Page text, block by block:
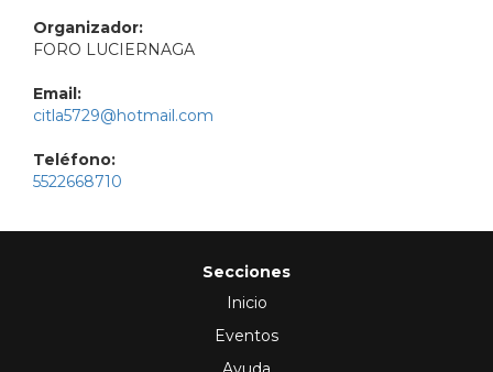
Organizador:
FORO LUCIERNAGA
Email:
citla5729@hotmail.com
Teléfono:
5522668710
Secciones
Inicio
Eventos